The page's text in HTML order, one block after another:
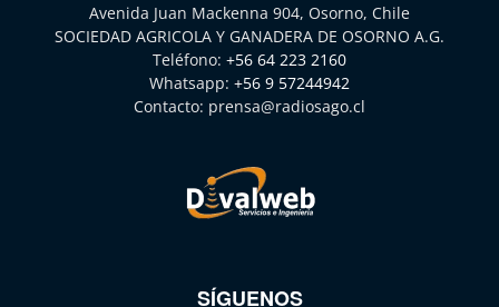
Avenida Juan Mackenna 904, Osorno, Chile
SOCIEDAD AGRICOLA Y GANADERA DE OSORNO A.G.
Teléfono: +56 64 223 2160
Whatsapp: +56 9 57244942
Contacto: prensa@radiosago.cl
SÍGUENOS